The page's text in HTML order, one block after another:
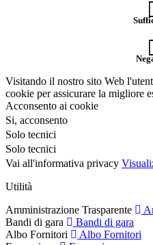
Visitando il nostro sito Web
cookie per assicurare la migliore
Acconsento ai cookie
Si, acconsento
Solo tecnici
Solo tecnici
Vai all'informativa privacy
Utilità
Amministrazione Trasparente
Bandi di gara
Bandi di gara
Albo Fornitori
Albo Fornitori